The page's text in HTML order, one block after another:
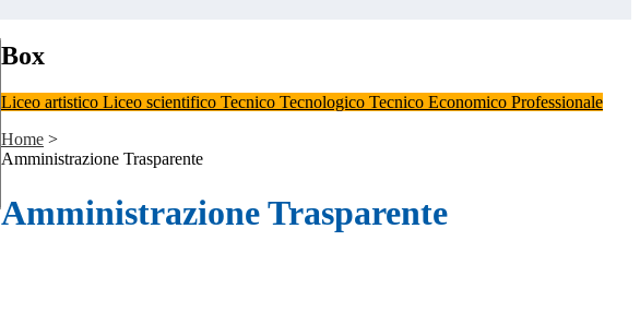
Box
Liceo artistico Liceo scientifico Tecnico Tecnologico Tecnico Economico Professionale
Home >
Amministrazione Trasparente
Amministrazione Trasparente